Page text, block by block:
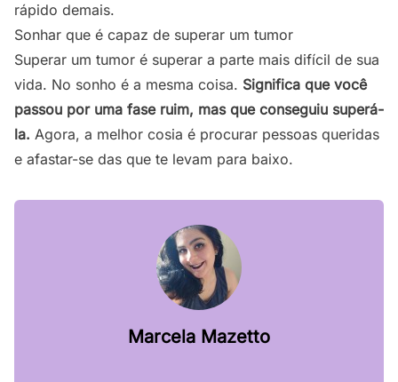
rápido demais.
Sonhar que é capaz de superar um tumor
Superar um tumor é superar a parte mais difícil de sua
vida. No sonho é a mesma coisa. Significa que você
passou por uma fase ruim, mas que conseguiu superá-
la. Agora, a melhor cosia é procurar pessoas queridas
e afastar-se das que te levam para baixo.
Marcela Mazetto